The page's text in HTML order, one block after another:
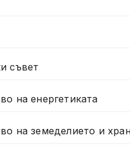
съвет
на енергетиката
на земеделието и